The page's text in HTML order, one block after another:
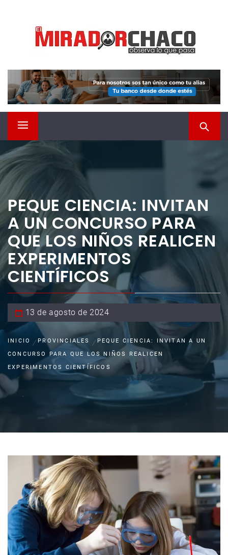
contenido
EL MIRADOR CHACO
Observá lo que pasa
Menú
principal
PEQUE CIENCIA: INVITAN
A UN CONCURSO PARA
QUE LOS NIÑOS REALICEN
EXPERIMENTOS
CIENTÍFICOS
13 de agosto de 2024
INICIO PROVINCIALES
PEQUE CIENCIA: INVITAN A UN
CONCURSO PARA QUE LOS NIÑOS REALICEN
EXPERIMENTOS CIENTÍFICOS